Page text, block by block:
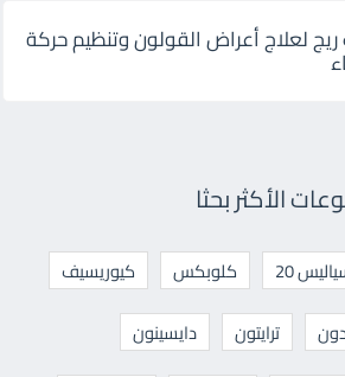
لعلاج أعراض القولون وتنظيم حركة
الأكثر بحثا
20 كلوبكس
كيوريسيف
ترايتون
دايسينون